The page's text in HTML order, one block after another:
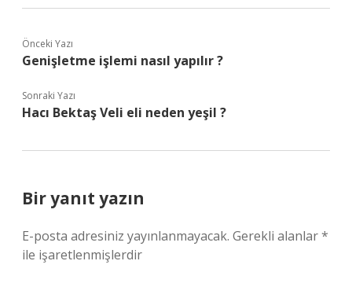
Önceki Yazı
Genişletme işlemi nasıl yapılır ?
Sonraki Yazı
Hacı Bektaş Veli eli neden yeşil ?
Bir yanıt yazın
E-posta adresiniz yayınlanmayacak. Gerekli alanlar*
ile işaretlenmişlerdir